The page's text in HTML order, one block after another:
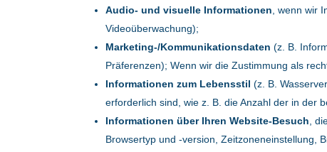
Audio- und visuelle Informationen , wenn wir
Videoüberwachung);
Marketing-/Kommunikationsdaten(z. B.
Präferenzen); Wenn wir die Zustimmung als
Informationen zum Lebensstil(z. B.
erforderlich sind, wie z. B. die Anzahl der in der
Informationen über Ihren Website-Besuch ,
Browsertyp und -version, Zeitzoneneinstellung,